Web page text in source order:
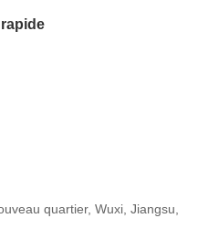
quartier, Wuxi, Jiangsu,